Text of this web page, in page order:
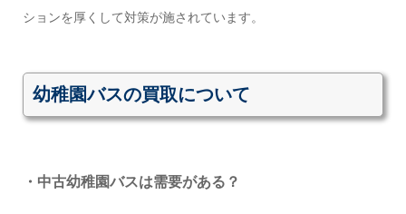
ションを厚くして対策が施されています。
幼稚園バスの買取について
・中古幼稚園バスは需要がある？